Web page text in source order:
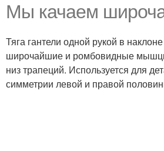
Мы качаем
Тяга гантели одной рукой в
широчайшие и ромбовидные
низ трапеций. Используется для
симметрии левой и правой